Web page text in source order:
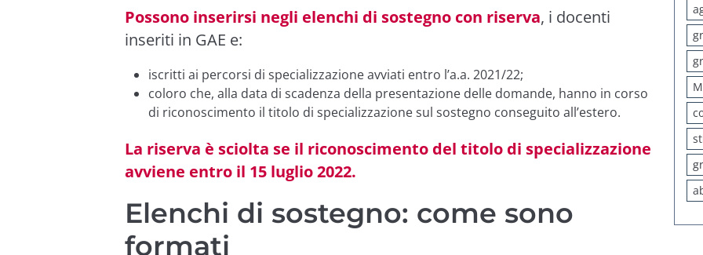
Possono inserirsi negli elenchi di sostegno con riserva, i docenti
inseriti in GAE e:
iscritti ai percorsi di specializzazione avviati entro l’a.a. 2021/22;
coloro che, alla data di scadenza della presentazione delle domande, hanno in corso
di riconoscimento il titolo di specializzazione sul sostegno conseguito all’estero.
La riserva è sciolta se il riconoscimento del titolo di specializzazione
avviene entro il 15 luglio 2022.
Elenchi di sostegno: come sono
formati